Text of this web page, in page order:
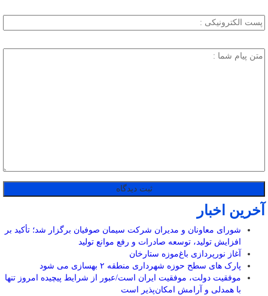
آخرین اخبار
شورای معاونان و مدیران شرکت سیمان صوفیان برگزار شد؛ تأکید بر
افزایش تولید، توسعه صادرات و رفع موانع تولید
آغاز نورپردازی باغ‌موزه ستارخان
پارک های سطح حوزه شهرداری منطقه ۲ بهسازی می شود
موفقیت دولت، موفقیت ایران است/عبور از شرایط پیچیده امروز تنها
با همدلی و آرامش امکان‌پذیر است